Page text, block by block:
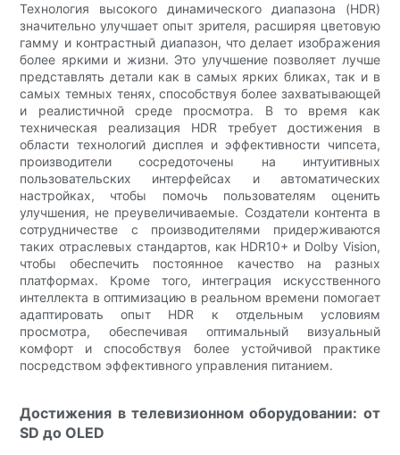
Технология высокого динамического диапазона (HDR)
значительно улучшает опыт зрителя, расширяя цветовую
гамму и контрастный диапазон, что делает изображения
более яркими и жизни. Это улучшение позволяет лучше
представлять детали как в самых ярких бликах, так и в
самых темных тенях, способствуя более захватывающей
и реалистичной среде просмотра. В то время как
техническая реализация HDR требует достижения в
области технологий дисплея и эффективности чипсета,
производители сосредоточены на интуитивных
пользовательских интерфейсах и автоматических
настройках, чтобы помочь пользователям оценить
улучшения, не преувеличиваемые. Создатели контента в
сотрудничестве с производителями придерживаются
таких отраслевых стандартов, как HDR10+ и Dolby Vision,
чтобы обеспечить постоянное качество на разных
платформах. Кроме того, интеграция искусственного
интеллекта в оптимизацию в реальном времени помогает
адаптировать опыт HDR к отдельным условиям
просмотра, обеспечивая оптимальный визуальный
комфорт и способствуя более устойчивой практике
посредством эффективного управления питанием.
Достижения в телевизионном оборудовании: от
SD до OLED